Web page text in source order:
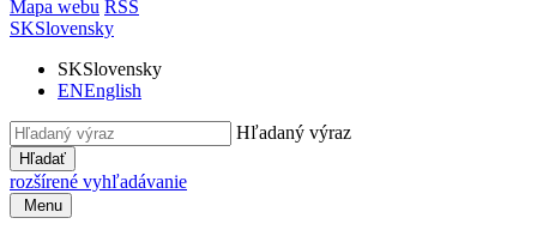
Mapa webu RSS
SKSlovensky
SKSlovensky
ENEnglish
Hľadaný výraz
Hľadať
rozšírené vyhľadávanie
Menu